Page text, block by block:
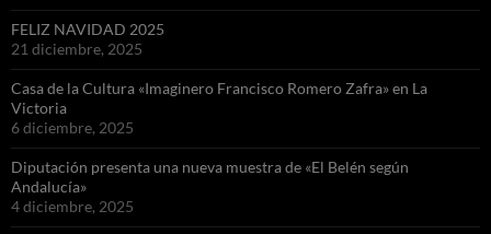
FELIZ NAVIDAD 2025
21 diciembre, 2025
Casa de la Cultura «Imaginero Francisco Romero Zafra» en La
Victoria
6 diciembre, 2025
Diputación presenta una nueva muestra de «El Belén según
Andalucía»
4 diciembre, 2025